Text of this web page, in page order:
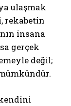
ulaşmak
rekabetin
insana
gerçek
değil;